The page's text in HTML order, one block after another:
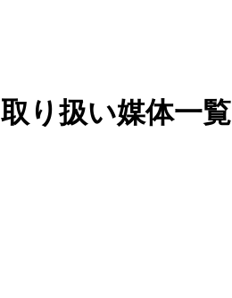
取り扱い媒体一覧